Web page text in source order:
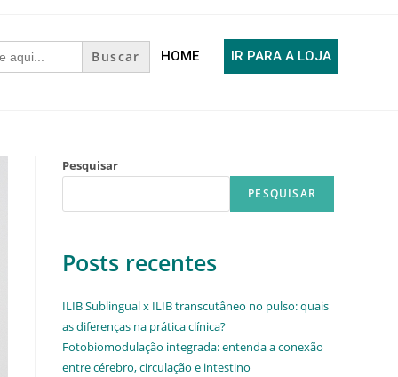
HOME IR PARA A LOJA
Pesquisar
PESQUISAR
Posts recentes
ILIB Sublingual x ILIB transcutâneo no pulso: quais
as diferenças na prática clínica?
Fotobiomodulação integrada: entenda a conexão
entre cérebro, circulação e intestino